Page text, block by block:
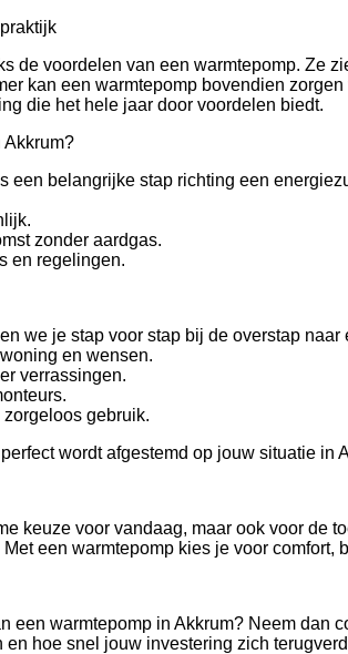
de voordelen van een warmtepomp. Ze
kan een warmtepomp bovendien
die het hele jaar door voordelen biedt.
Akkrum?
een belangrijke stap richting een
zonder aardgas.
en regelingen.
we je stap voor stap bij de overstap naar
en wensen.
verrassingen.
gebruik.
wordt afgestemd op jouw situatie in
keuze voor vandaag, maar ook voor de
een warmtepomp kies je voor comfort,
een warmtepomp in Akkrum? Neem dan
hoe snel jouw investering zich